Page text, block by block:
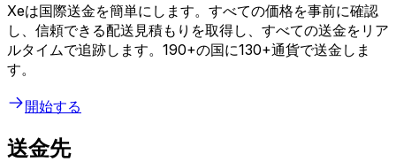
Xeは国際送金を簡単にします。すべての価格を事前に確認
し、信頼できる配送見積もりを取得し、すべての送金をリア
ルタイムで追跡します。190+の国に130+通貨で送金しま
す。
開始する
送金先